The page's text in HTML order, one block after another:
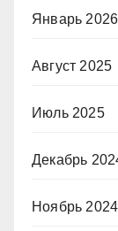
Январь 2026
Август 2025
Июль 2025
Декабрь
Ноябрь 2024